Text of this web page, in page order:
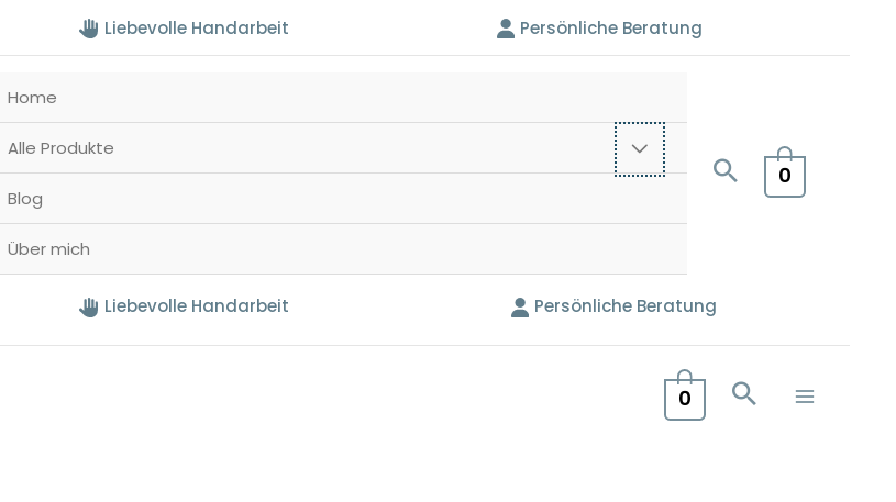
Liebevolle Handarbeit Persönliche Beratung
Home
Alle Produkte
Blog
Über mich
0
Liebevolle Handarbeit Persönliche Beratung
0